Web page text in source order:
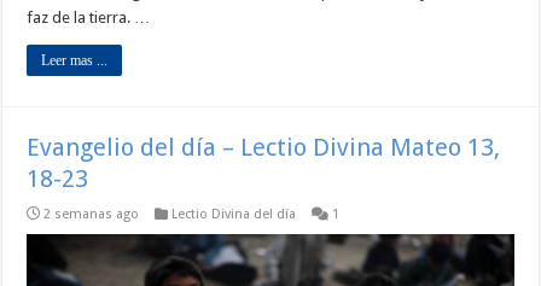
faz de la tierra. …
Leer mas ...
Evangelio del día – Lectio Divina Mateo 13,
18-23
2 semanas ago Lectio Divina del día 1